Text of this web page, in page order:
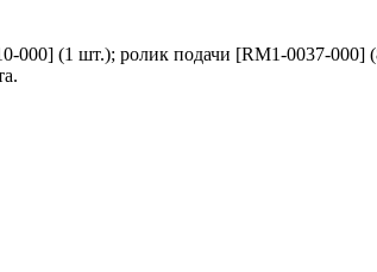
000] (1 шт.); ролик подачи [RM1-0037-